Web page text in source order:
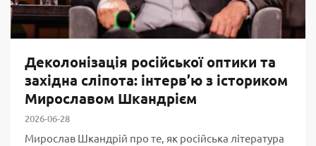
Деколонізація російської оптики та
західна сліпота: інтерв’ю з істориком
Мирославом Шкандрієм
2026-06-28
Мирослав Шкандрій про те, як російська література